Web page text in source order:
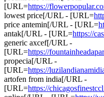
[URL=https://
lowest price[/URL - [URL=
price antemin[/URL - [URL=
antak[/URL - [URL=https://
generic axcef[/URL -
[URL=https://
propecia[/URL -
[URL=https://
artofen from india[/URL -
[URL=https://